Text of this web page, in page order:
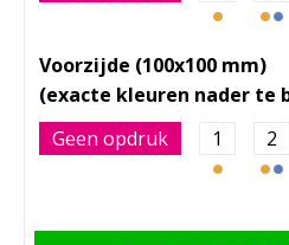
Voorzijde (100x100 mm)
Geen opdruk 1 2